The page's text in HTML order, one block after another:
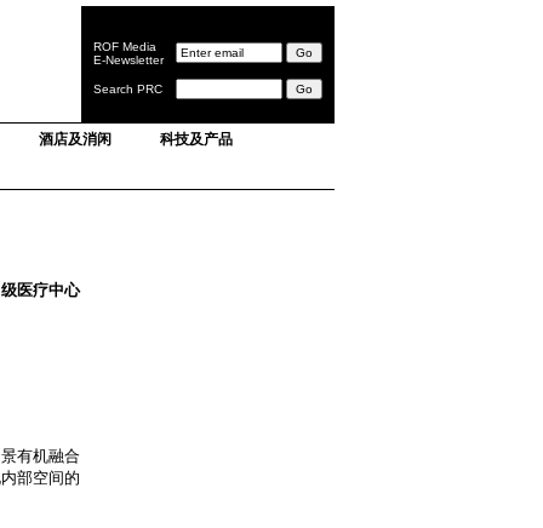
ROF Media
E-Newsletter
Search PRC
酒店及消闲
科技及产品
医疗中心
有机融合
部空间的